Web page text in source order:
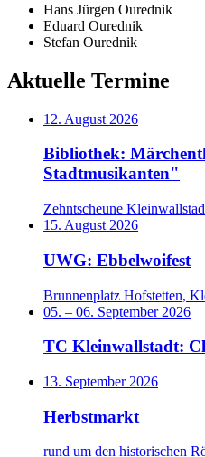
Hans Jürgen Ourednik
Eduard Ourednik
Stefan Ourednik
Aktuelle Termine
12. August 2026
Bibliothek:
Stadtmusikanten"
Zehntscheune
15. August 2026
UWG: Ebbelwoifest
Brunnenplatz Hofstetten,
05. – 06. September 2026
TC Kleinwallstadt:
13. September 2026
Herbstmarkt
rund um den historischen